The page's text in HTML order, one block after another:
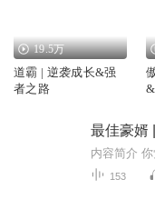
19.5万
道霸 | 逆袭成长&强
者之路
最佳豪婿
153